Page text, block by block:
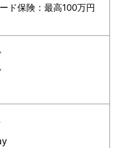
ド保険：最高100万円